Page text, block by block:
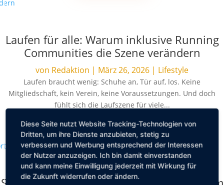
Laufen für alle: Warum inklusive Running
Communities die Szene verändern
von Redaktion | März 26, 2026 | Lifestyle
Laufen braucht wenig: Schuhe an, Tür auf, los. Keine
Mitgliedschaft, kein Verein, keine Voraussetzungen. Und doch
fühlt sich die Laufszene für viele...
MEHR LESEN
Diese Seite nutzt Website Tracking-Technologien von
Dritten, um ihre Dienste anzubieten, stetig zu
verbessern und Werbung entsprechend der Interessen
der Nutzer anzuzeigen. Ich bin damit einverstanden
und kann meine Einwilligung jederzeit mit Wirkung für
die Zukunft widerrufen oder ändern.